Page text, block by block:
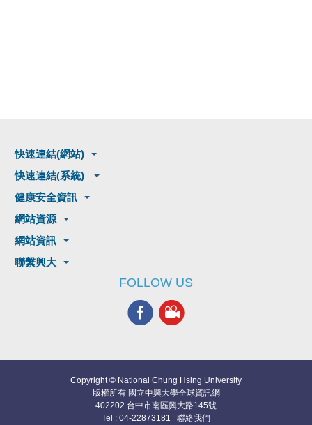
快速連結(網站)
快速連結(系統)
健康安全資訊
網站資源
網站資訊
聯繫興大
FOLLOW US
Copyright © National Chung Hsing University
版權所有 國立中興大學全球資訊網
402202 台中市南區興大路145號
Tel : 04-22873181 聯絡我們